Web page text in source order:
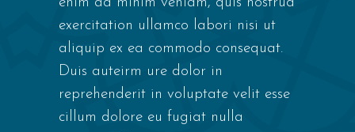
enim ad minim veniam, quis nostrud
exercitation ullamco labori nisi ut
aliquip ex ea commodo consequat.
Duis auteirm ure dolor in
reprehenderit in voluptate velit esse
cillum dolore eu fugiat nulla